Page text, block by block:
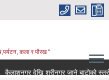
कला र पौरख "